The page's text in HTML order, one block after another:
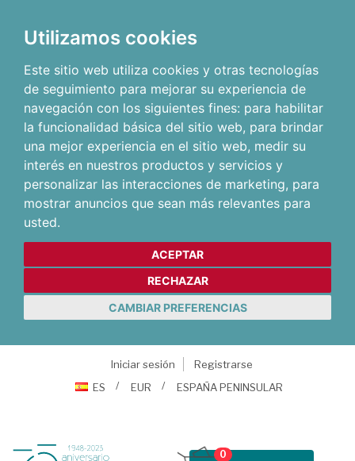
Utilizamos cookies
Este sitio web utiliza cookies y otras tecnologías
de seguimiento para mejorar su experiencia de
navegación con los siguientes fines: para habilitar
la funcionalidad básica del sitio web, para brindar
una mejor experiencia en el sitio web, medir su
interés en nuestros productos y servicios y
personalizar las interacciones de marketing, para
mostrar anuncios que sean más relevantes para
usted.
ACEPTAR
RECHAZAR
CAMBIAR PREFERENCIAS
Iniciar sesión
Registrarse
ES
EUR ESPAÑA PENINSULAR
0